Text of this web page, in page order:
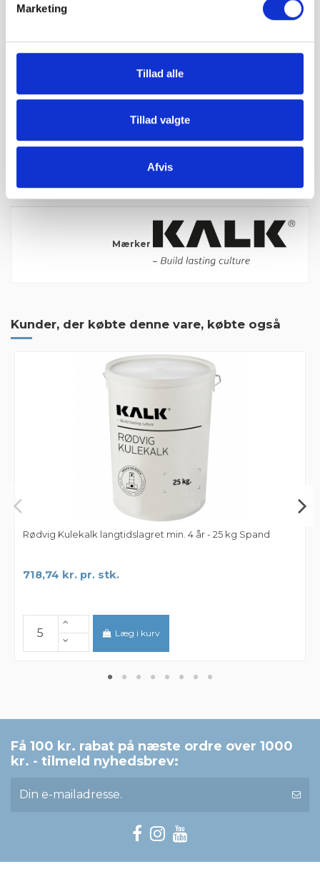
Marketing
Tillad alle
Tillad valgte
Afvis
Anmeldelser (2)
Mærker
Kunder, der købte denne vare, købte også
Rødvig Kulekalk langtidslagret min. 4 år - 25 kg Spand
718,74 kr. pr. stk.
Læg i kurv
Få 100 kr. rabat på næste ordre over 1000
kr. - tilmeld nyhedsbrev: